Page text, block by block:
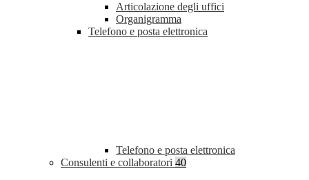
Articolazione degli uffici
Organigramma
Telefono e posta elettronica
Telefono e posta elettronica
Consulenti e collaboratori 40